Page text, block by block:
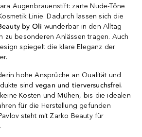
Augenbrauenstift: zarte Nude-Töne
Linie. Dadurch lassen sich die
by Oli wunderbar in den Alltag
zu besonderen Anlässen tragen. Auch
spiegelt die klare Eleganz der
hohe Ansprüche an Qualität und
sind vegan und tierversuchsfrei.
Kosten und Mühen, bis die idealen
für die Herstellung gefunden
steht mit Zarko Beauty für